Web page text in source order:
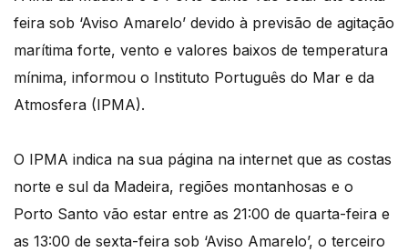
feira sob ‘Aviso Amarelo’ devido à previsão de agitação
marítima forte, vento e valores baixos de temperatura
mínima, informou o Instituto Português do Mar e da
Atmosfera (IPMA).
O IPMA indica na sua página na internet que as costas
norte e sul da Madeira, regiões montanhosas e o
Porto Santo vão estar entre as 21:00 de quarta-feira e
as 13:00 de sexta-feira sob ‘Aviso Amarelo’, o terceiro